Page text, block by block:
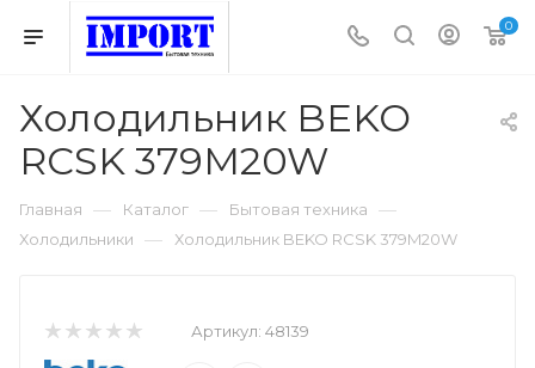
0
Холодильник BEKO
RCSK 379M20W
Главная — Каталог — Бытовая техника —
Холодильники — Холодильник BEKO RCSK 379M20W
Артикул: 48139